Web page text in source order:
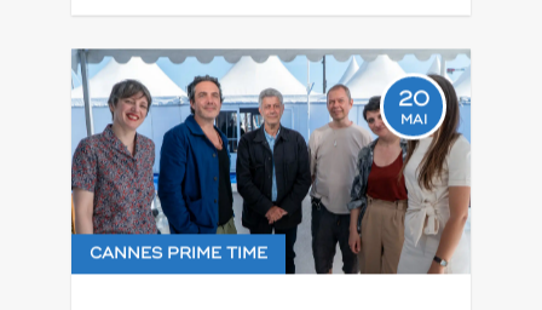
20
MAI
CANNES PRIME TIME